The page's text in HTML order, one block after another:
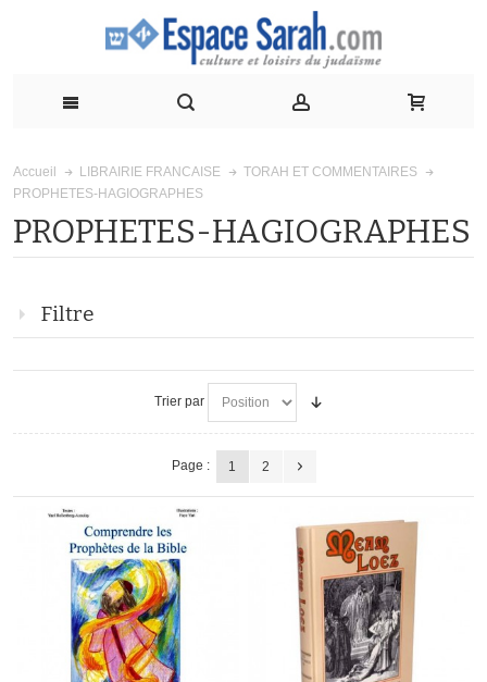
Accueil LIBRAIRIE FRANCAISE
TORAH ET COMMENTAIRES
PROPHETES-HAGIOGRAPHES
PROPHETES-HAGIOGRAPHES
Filtre
Trier par
Page : 1 2